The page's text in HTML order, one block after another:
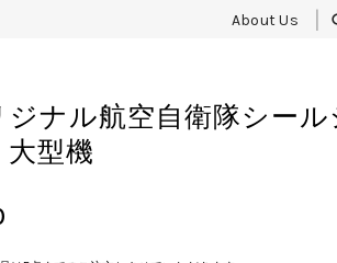
About Us
ジナル航空自衛隊シール
型機